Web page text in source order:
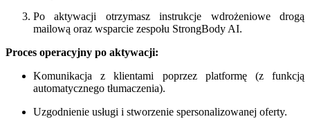
Po aktywacji otrzymasz instrukcje wdrożeniowe drogą
mailową oraz wsparcie zespołu StrongBody AI.
Proces operacyjny po aktywacji:
Komunikacja z klientami poprzez platformę (z funkcją
automatycznego tłumaczenia).
Uzgodnienie usługi i stworzenie spersonalizowanej oferty.